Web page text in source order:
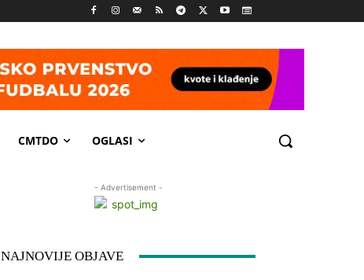
CMTDO OGLASI
- Advertisement -
NAJNOVIJE OBJAVE